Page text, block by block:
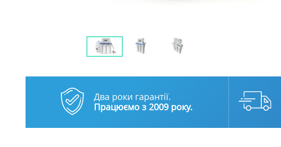
Два роки гарантії.
Працюємо з 2009 року.